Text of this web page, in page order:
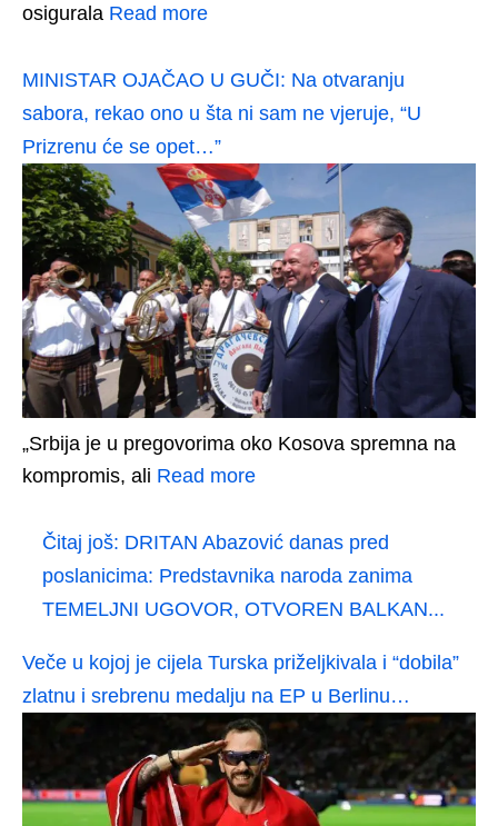
osigurala Read more
MINISTAR OJAČAO U GUČI: Na otvaranju
sabora, rekao ono u šta ni sam ne vjeruje, “U
Prizrenu će se opet…”
„Srbija je u pregovorima oko Kosova spremna na
kompromis, ali Read more
Čitaj još: DRITAN Abazović danas pred
poslanicima: Predstavnika naroda zanima
TEMELJNI UGOVOR, OTVOREN BALKAN...
Veče u kojoj je cijela Turska priželjkivala i “dobila”
zlatnu i srebrenu medalju na EP u Berlinu…